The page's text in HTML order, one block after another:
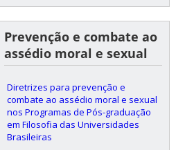
Prevenção e combate ao
assédio moral e sexual
Diretrizes para prevenção e
combate ao assédio moral e sexual
nos Programas de Pós-graduação
em Filosofia das Universidades
Brasileiras